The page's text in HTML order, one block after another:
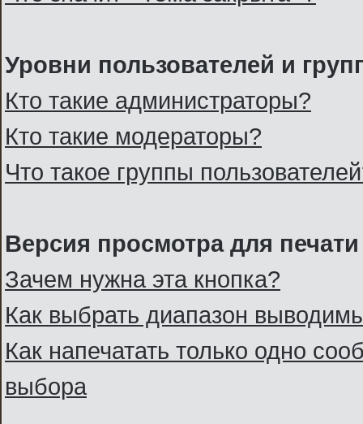
Уровни пользователей и
Кто такие администраторы?
Кто такие модераторы?
Что такое группы
Версия просмотра для печати
Зачем нужна эта кнопка?
Как выбрать диапазон
Как напечатать только одно
выбора